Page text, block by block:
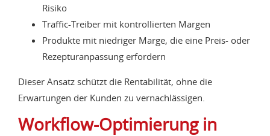
Risiko
Traffic-Treiber mit kontrollierten Margen
Produkte mit niedriger Marge, die eine Preis- oder
Rezepturanpassung erfordern
Dieser Ansatz schützt die Rentabilität, ohne die
Erwartungen der Kunden zu vernachlässigen.
Workflow-Optimierung in